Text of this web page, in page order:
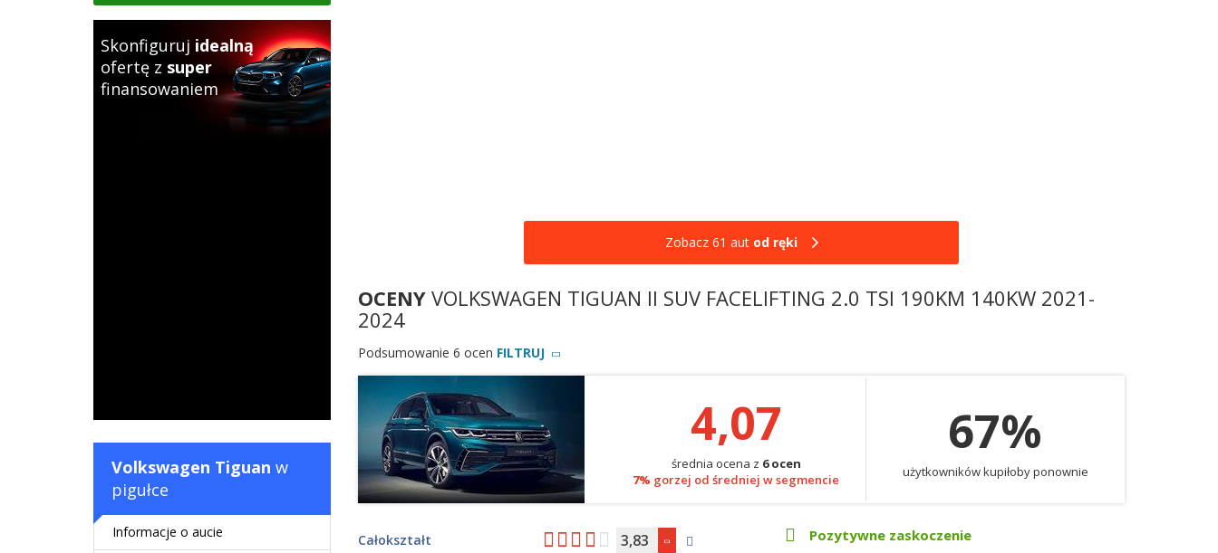
Zobacz 61 aut od ręki
OCENY VOLKSWAGEN TIGUAN II SUV FACELIFTING 2.0 TSI 190KM 140KW 2021-
2024
Podsumowanie 6 ocen FILTRUJ
4,07
średnia ocena z 6 ocen
7% gorzej od średniej w segmencie
67%
użytkowników kupiłoby ponownie
Całokształt 3,83 Pozytywne zaskoczenie
Skonfiguruj idealną
ofertę z super
finansowaniem
Volkswagen Tiguan w
pigułce
Informacje o aucie